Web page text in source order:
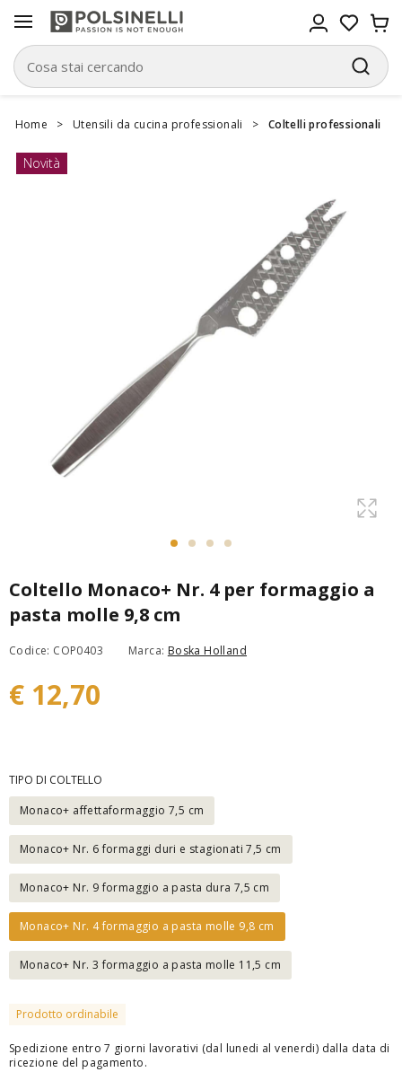
Home > Utensili da cucina professionali > Coltelli professionali
Novità
Coltello Monaco+ Nr. 4 per formaggio a
pasta molle 9,8 cm
Codice: COP0403 Marca: Boska Holland
€ 12,70
TIPO DI COLTELLO
Monaco+ affettaformaggio 7,5 cm
Monaco+ Nr. 6 formaggi duri e stagionati 7,5 cm
Monaco+ Nr. 9 formaggio a pasta dura 7,5 cm
Monaco+ Nr. 4 formaggio a pasta molle 9,8 cm
Monaco+ Nr. 3 formaggio a pasta molle 11,5 cm
Prodotto ordinabile
Spedizione entro 7 giorni lavorativi (dal lunedi al venerdi) dalla data di
ricezione del pagamento.